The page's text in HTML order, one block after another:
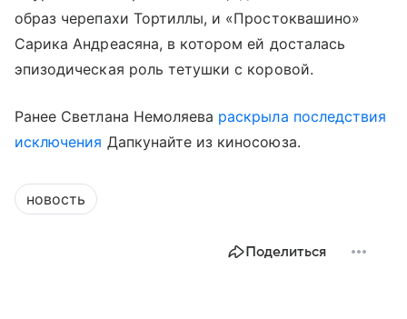
образ черепахи Тортиллы, и «Простоквашино»
Сарика Андреасяна, в котором ей досталась
эпизодическая роль тетушки с коровой.
Ранее Светлана Немоляева раскрыла последствия
исключения Дапкунайте из киносоюза.
новость
Поделиться